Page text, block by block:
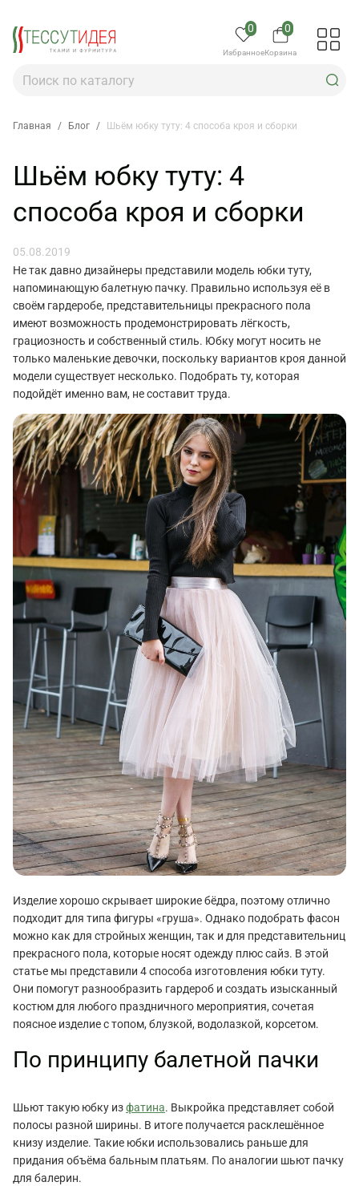
0
Избранное
0
Корзина
Главная / Блог / Шьём юбку туту: 4 способа кроя и сборки
Шьём юбку туту: 4
способа кроя и сборки
05.08.2019
Не так давно дизайнеры представили модель юбки туту,
напоминающую балетную пачку. Правильно используя её в
своём гардеробе, представительницы прекрасного пола
имеют возможность продемонстрировать лёгкость,
грациозность и собственный стиль. Юбку могут носить не
только маленькие девочки, поскольку вариантов кроя данной
модели существует несколько. Подобрать ту, которая
подойдёт именно вам, не составит труда.
Изделие хорошо скрывает широкие бёдра, поэтому отлично
подходит для типа фигуры «груша». Однако подобрать фасон
можно как для стройных женщин, так и для представительниц
прекрасного пола, которые носят одежду плюс сайз. В этой
статье мы представили 4 способа изготовления юбки туту.
Они помогут разнообразить гардероб и создать изысканный
костюм для любого праздничного мероприятия, сочетая
поясное изделие с топом, блузкой, водолазкой, корсетом.
По принципу балетной пачки
Шьют такую юбку изфатина. Выкройка представляет собой
полосы разной ширины. В итоге получается расклешённое
книзу изделие. Такие юбки использовались раньше для
придания объёма бальным платьям. По аналогии шьют пачку
для балерин.